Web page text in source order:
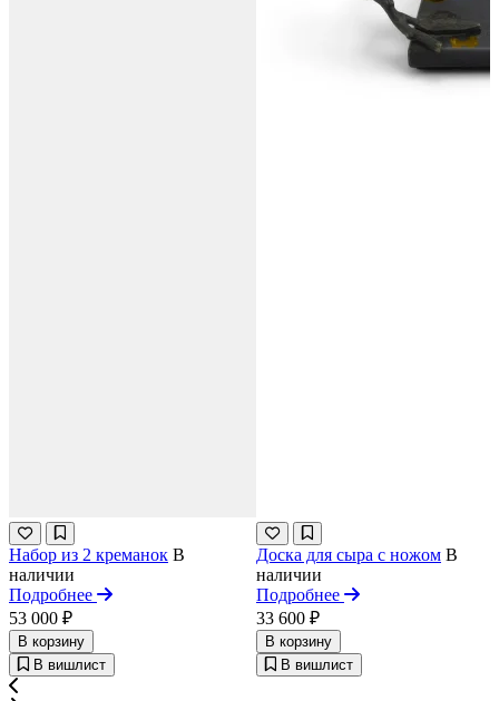
Набор из 2 креманок В
наличии
Подробнее
53 000 ₽
В корзину
В вишлист
Доска для сыра с ножом В
наличии
Подробнее
33 600 ₽
В корзину
В вишлист